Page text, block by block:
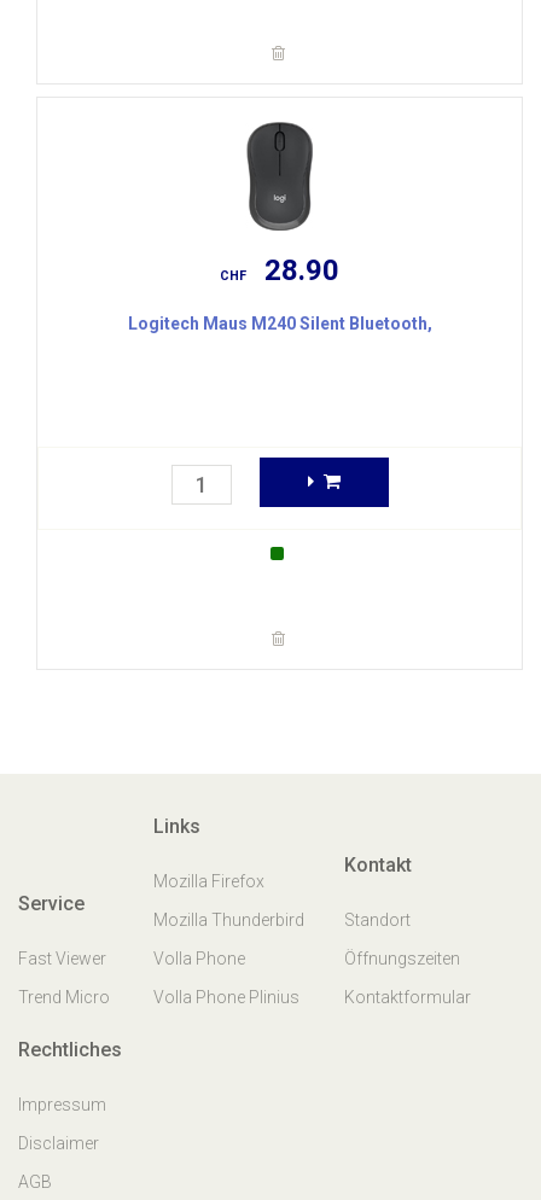
CHF 28.90
Logitech Maus M240 Silent Bluetooth,
Service
Fast Viewer
Trend Micro
Links
Mozilla Firefox
Mozilla Thunderbird
Volla Phone
Volla Phone Plinius
Kontakt
Standort
Öffnungszeiten
Kontaktformular
Rechtliches
Impressum
Disclaimer
AGB